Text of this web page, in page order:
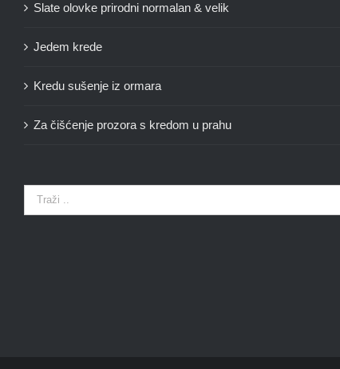
Slate olovke prirodni normalan & velik
Jedem krede
Kredu sušenje iz ormara
Za čišćenje prozora s kredom u prahu